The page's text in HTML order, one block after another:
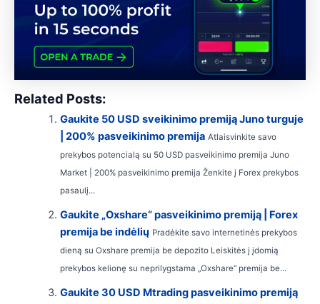
Related Posts:
Gaukite 50 USD sveikinimo premiją Juno turguje
| 200% pasveikinimo premija Atlaisvinkite savo
prekybos potencialą su 50 USD pasveikinimo premija Juno
Market | 200% pasveikinimo premija Ženkite į Forex prekybos
pasaulį...
Gaukite „Oxshare“ pasveikinimo premiją | Forex
premija be indėlių Pradėkite savo internetinės prekybos
dieną su Oxshare premija be depozito Leiskitės į įdomią
prekybos kelionę su neprilygstama „Oxshare“ premija be...
Gaukite 30 USD Mtrading pasveikinimo premiją